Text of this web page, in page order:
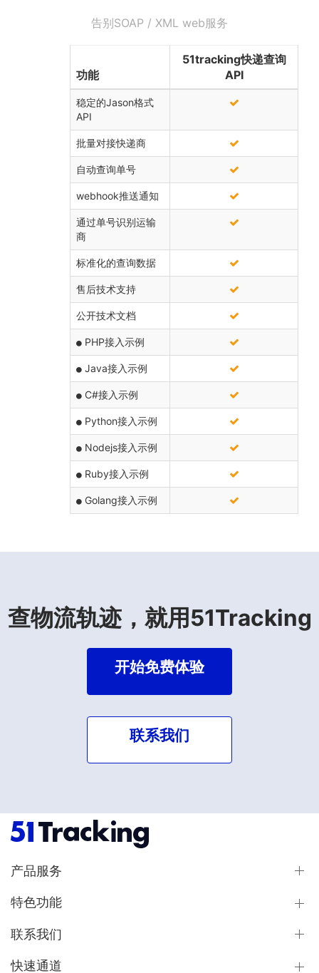
告别SOAP / XML web服务
功能
51tracking快递查询
API
稳定的Jason格式
API
批量对接快递商
自动查询单号
webhook推送通知
通过单号识别运输
商
标准化的查询数据
售后技术支持
公开技术文档
PHP接入示例
Java接入示例
C#接入示例
Python接入示例
Nodejs接入示例
Ruby接入示例
Golang接入示例
查物流轨迹，就用51Tracking
开始免费体验
联系我们
产品服务
特色功能
联系我们
快速通道